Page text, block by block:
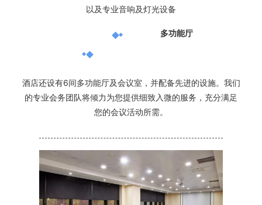
以及专业音响及灯光设备
多功能厅
酒店还设有6间多功能厅及会议室，并配备先进的设施。 我们
的专业会务团队将倾力为您提供细致入微的服务，充分满足
您的会议活动所需。